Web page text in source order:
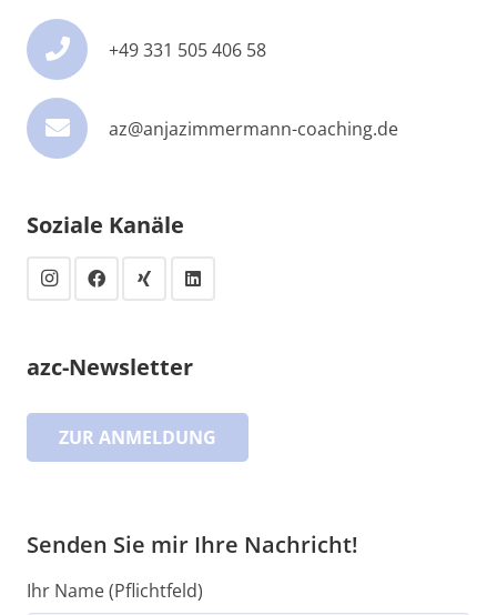
+49 331 505 406 58
az@anjazimmermann-coaching.de
Soziale Kanäle
azc-Newsletter
ZUR ANMELDUNG
Senden Sie mir Ihre Nachricht!
Ihr Name (Pflichtfeld)